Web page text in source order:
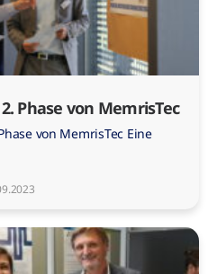
Phase von MemrisTec
von MemrisTec Eine